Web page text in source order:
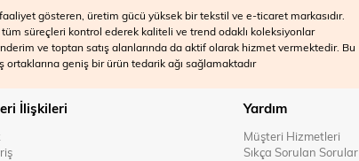
gösteren, üretim gücü yüksek bir tekstil ve e-ticaret markasıdır.
süreçleri kontrol ederek kaliteli ve trend odaklı koleksiyonlar
ve toptan satış alanlarında da aktif olarak hizmet vermektedir. Bu
geniş bir ürün tedarik ağı sağlamaktadır
İlişkileri Yardım
Müşteri Hizmetleri
Sıkça Sorulan Sorular